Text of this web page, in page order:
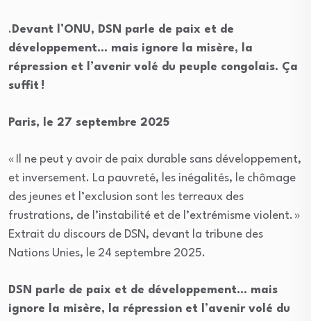
. Devant l’ONU, DSN parle de paix et de
développement… mais ignore la misère, la
répression et l’avenir volé du peuple congolais. Ça
suffit !
Paris, le 27 septembre 2025
« Il ne peut y avoir de paix durable sans développement,
et inversement. La pauvreté, les inégalités, le chômage
des jeunes et l’exclusion sont les terreaux des
frustrations, de l’instabilité et de l’extrémisme violent. »
Extrait du discours de DSN, devant la tribune des
Nations Unies, le 24 septembre 2025.
DSN parle de paix et de développement… mais
ignore la misère, la répression et l’avenir volé du